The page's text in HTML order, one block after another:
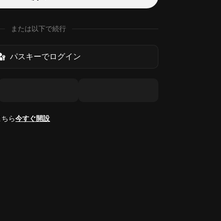
または以下で続行
パスキーでログイン
ちら今すぐ開設